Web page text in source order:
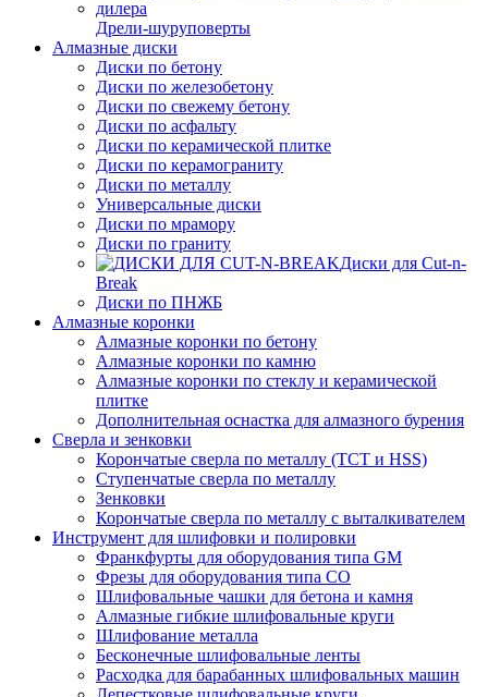
Дрели-шуруповерты
Алмазные диски
Диски по бетону
Диски по железобетону
Диски по свежему бетону
Диски по асфальту
Диски по керамической плитке
Диски по керамограниту
Диски по металлу
Универсальные диски
Диски по мрамору
Диски по граниту
Диски для Cut-n-
Break
Диски по ПНЖБ
Алмазные коронки
Алмазные коронки по бетону
Алмазные коронки по камню
Алмазные коронки по стеклу и керамической
плитке
Дополнительная оснастка для алмазного бурения
Сверла и зенковки
Корончатые сверла по металлу (TCT и HSS)
Ступенчатые сверла по металлу
Зенковки
Корончатые сверла по металлу c выталкивателем
Инструмент для шлифовки и полировки
Франкфурты для оборудования типа GM
Фрезы для оборудования типа СО
Шлифовальные чашки для бетона и камня
Алмазные гибкие шлифовальные круги
Шлифование металла
Бесконечные шлифовальные ленты
Расходка для барабанных шлифовальных машин